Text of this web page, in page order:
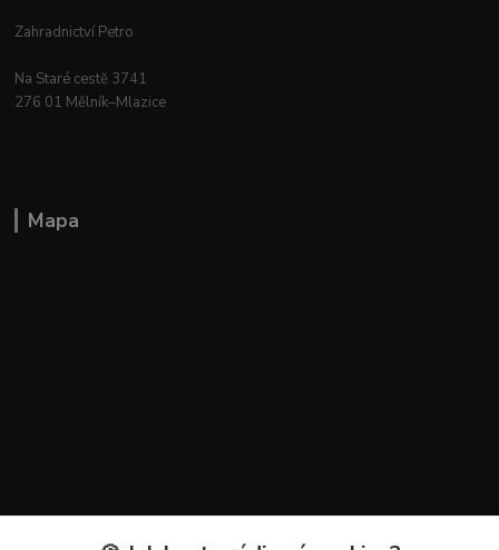
Zahradnictví Petro
Na Staré cestě 3741
276 01 Mělník–Mlazice
Mapa